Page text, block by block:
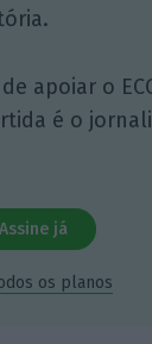
apoiar o
é o
Assine já
os planos